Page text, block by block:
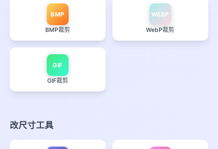
BMP
BMP裁剪
WEBP
WebP裁剪
GIF
GIF裁剪
改尺寸工具